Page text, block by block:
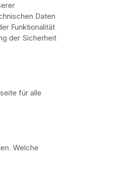
Daten
Funktionalität
der Sicherheit
für alle
Welche